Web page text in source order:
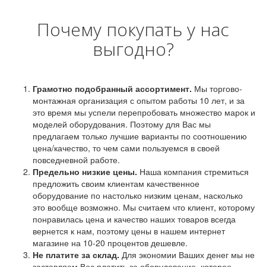
Почему покупать у нас
выгодно?
Грамотно подобранный ассортимент. Мы торгово-
монтажная организация с опытом работы 10 лет, и за
это время мы успели перепробовать множество марок и
моделей оборудования. Поэтому для Вас мы
предлагаем только лучшие варианты по соотношению
цена/качество, то чем сами пользуемся в своей
повседневной работе.
Предельно низкие цены. Наша компания стремиться
предложить своим клиентам качественное
оборудование по настолько низким ценам, насколько
это вообще возможно. Мы считаем что клиент, которому
понравилась цена и качество наших товаров всегда
вернется к нам, поэтому цены в нашем интернет
магазине на 10-20 процентов дешевле.
Не платите за склад. Для экономии Ваших денег мы не